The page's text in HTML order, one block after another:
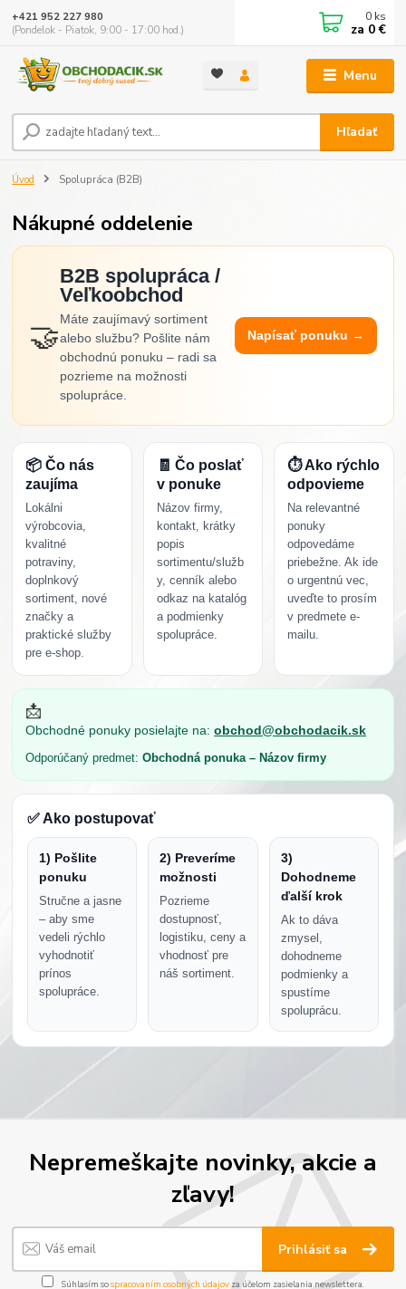
Menu
Hľadať
+421 952 227 980
(Pondelok - Piatok, 9:00 - 17:00 hod.)
0 ks
za 0 €
Úvod Spolupráca (B2B)
Nákupné oddelenie
🤝
B2B spolupráca /
Veľkoobchod
Máte zaujímavý sortiment
alebo službu? Pošlite nám
obchodnú ponuku – radi sa
pozrieme na možnosti
spolupráce.
Napísať ponuku →
📦 Čo nás
zaujíma
Lokálni
výrobcovia,
kvalitné
potraviny,
doplnkový
sortiment, nové
značky a
praktické služby
pre e-shop.
🧾 Čo poslať
v ponuke
Názov firmy,
kontakt, krátky
popis
sortimentu/služb
y, cenník alebo
odkaz na katalóg
a podmienky
spolupráce.
⏱ Ako rýchlo
odpovieme
Na relevantné
ponuky
odpovedáme
priebežne. Ak ide
o urgentnú vec,
uveďte to prosím
v predmete e-
mailu.
📩
Obchodné ponuky posielajte na:obchod@obchodacik.sk
Odporúčaný predmet:Obchodná ponuka – Názov firmy
✅ Ako postupovať
1) Pošlite
ponuku
Stručne a jasne
– aby sme
vedeli rýchlo
vyhodnotiť
prínos
spolupráce.
2) Preveríme
možnosti
Pozrieme
dostupnosť,
logistiku, ceny a
vhodnosť pre
náš sortiment.
3)
Dohodneme
ďalší krok
Ak to dáva
zmysel,
dohodneme
podmienky a
spustíme
spoluprácu.
Nepremeškajte novinky, akcie a
zľavy!
Prihlásiť sa
Súhlasím sospracovaním osobných údajov za účelom zasielania newslettera.